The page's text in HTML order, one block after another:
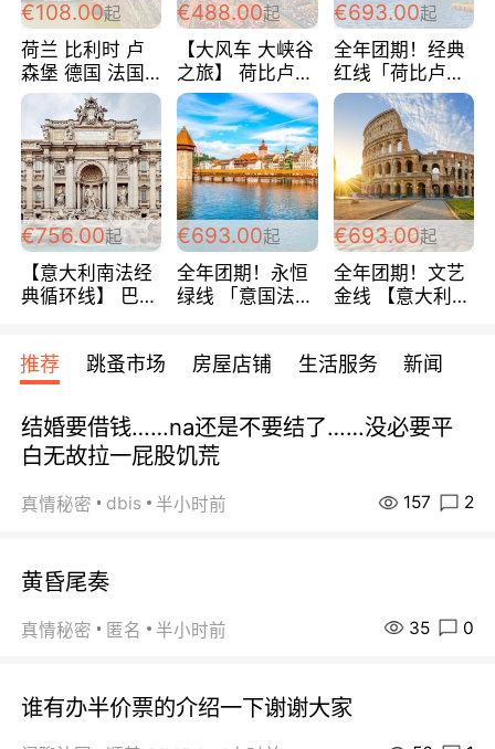
€108.00起
荷兰 比利时 卢
森堡 德国 法国
超爽玩遍西欧 循
环线 全程四星宾
馆 108欧/人/天
€488.00起
【大风车 大峡谷
之旅】 荷比卢德
法 巴黎上下 经
典五国四日游
488欧/人
€693.00起
全年团期！经典
红线「荷比卢德
法」七天循环 五
国 仅售99欧/人/
天！巴黎上下！
包拼房~
€756.00起
【意大利南法经
典循环线】 巴黎
宾馆 108欧/天起
全程756欧/位
€693.00起
全年团期！永恒
绿线 「意国法
欧/天起 ~包拼房
€693.00起
全年团期！文艺
金线 【意大利一
每周铁发！
推荐 跳蚤市场 房屋店铺 生活服务 新闻
结婚要借钱……na还是不要结了……没必要平
白无故拉一屁股饥荒
真情秘密 dbis 半小时前 157 2
黄昏尾奏
真情秘密 匿名 半小时前 35 0
谁有办半价票的介绍一下谢谢大家